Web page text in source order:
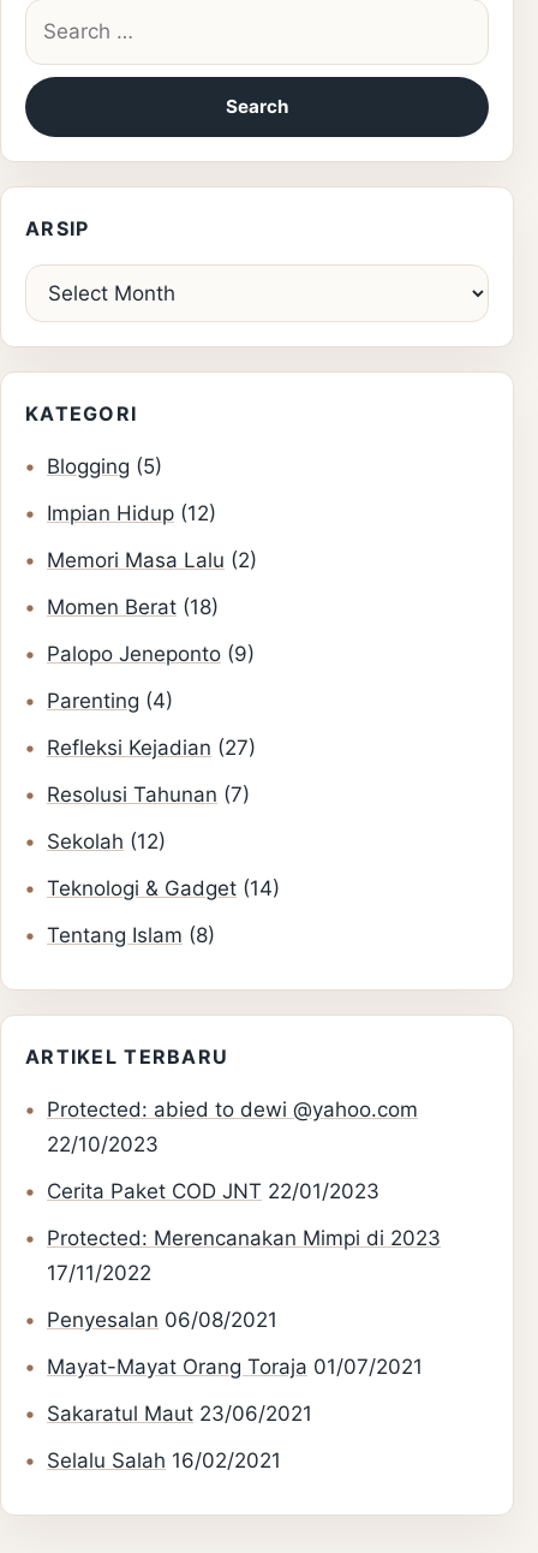
Search for:
ARSIP
Arsip
KATEGORI
Blogging (5)
Impian Hidup (12)
Memori Masa Lalu (2)
Momen Berat (18)
Palopo Jeneponto (9)
Parenting (4)
Refleksi Kejadian (27)
Resolusi Tahunan (7)
Sekolah (12)
Teknologi & Gadget (14)
Tentang Islam (8)
ARTIKEL TERBARU
Protected: abied to dewi @yahoo.com
22/10/2023
Cerita Paket COD JNT 22/01/2023
Protected: Merencanakan Mimpi di 2023
17/11/2022
Penyesalan 06/08/2021
Mayat-Mayat Orang Toraja 01/07/2021
Sakaratul Maut 23/06/2021
Selalu Salah 16/02/2021